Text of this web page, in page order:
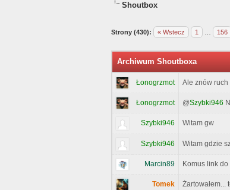
Shoutbox
Strony (430): « Wstecz 1 156
Archiwum Shoutboxa
Łonogrzmot Ale znów ruch
Łonogrzmot @Szybki946
Szybki946 Witam gw
Szybki946 Witam gdzie
Marcin89 Komus link
Tomek